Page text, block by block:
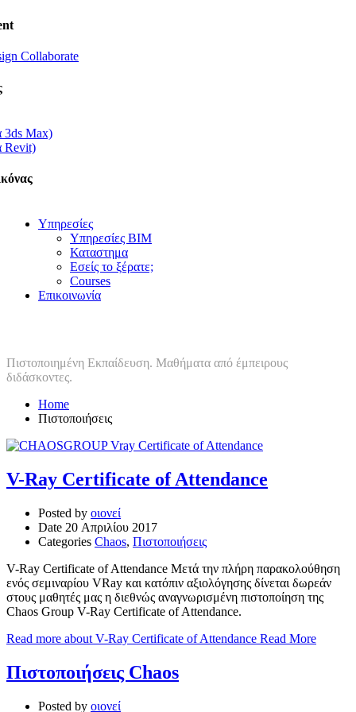
Collaborate
3ds Max)
Revit)
Υπηρεσίες
Υπηρεσίες BIM
Καταστημα
Εσείς το ξέρατε;
Courses
Επικοινωνία
Πιστοποιημένη Εκπαίδευση. Μαθήματα από έμπειρους
διδάσκοντες.
Home
Πιστοποιήσεις
V-Ray Certificate of Attendance
Posted by οιονεί
Date 20 Απριλίου 2017
Categories Chaos, Πιστοποιήσεις
V-Ray Certificate of Attendance Μετά την πλήρη παρακολούθηση
ενός σεμιναρίου VRay και κατόπιν αξιολόγησης δίνεται δωρεάν
στους μαθητές μας η διεθνώς αναγνωρισμένη πιστοποίηση της
Chaos Group V-Ray Certificate of Attendance.
Read more about V-Ray Certificate of Attendance Read More
Πιστοποιήσεις Chaos
Posted by οιονεί